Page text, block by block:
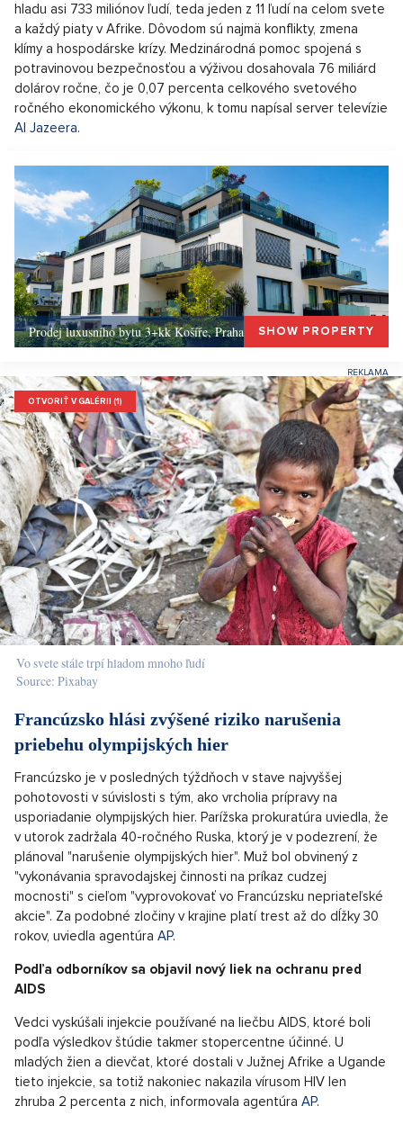
hladu asi 733 miliónov ľudí, teda jeden z 11 ľudí na celom svete
a každý piaty v Afrike. Dôvodom sú najmä konflikty, zmena
klímy a hospodárske krízy. Medzinárodná pomoc spojená s
potravinovou bezpečnosťou a výživou dosahovala 76 miliárd
dolárov ročne, čo je 0,07 percenta celkového svetového
ročného ekonomického výkonu, k tomu napísal server televízie
Al Jazeera.
Prodej luxusního bytu 3+kk Košíře, Praha 5 –, Praha 5SHOW PROPERTY
OTVORIŤ V GALÉRII (1)
Vo svete stále trpí hladom mnoho ľudí
Source: Pixabay
Francúzsko hlási zvýšené riziko narušenia
priebehu olympijských hier
Francúzsko je v posledných týždňoch v stave najvyššej
pohotovosti v súvislosti s tým, ako vrcholia prípravy na
usporiadanie olympijských hier. Parížska prokuratúra uviedla, že
v utorok zadržala 40-ročného Ruska, ktorý je v podezrení, že
plánoval "narušenie olympijských hier". Muž bol obvinený z
"vykonávania spravodajskej činnosti na príkaz cudzej
mocnosti" s cieľom "vyprovokovať vo Francúzsku nepriateľské
akcie". Za podobné zločiny v krajine platí trest až do dĺžky 30
rokov, uviedla agentúra AP.
Podľa odborníkov sa objavil nový liek na ochranu pred
AIDS
Vedci vyskúšali injekcie používané na liečbu AIDS, ktoré boli
podľa výsledkov štúdie takmer stopercentne účinné. U
mladých žien a dievčat, ktoré dostali v Južnej Afrike a Ugande
tieto injekcie, sa totiž nakoniec nakazila vírusom HIV len
zhruba 2 percenta z nich, informovala agentúra AP.